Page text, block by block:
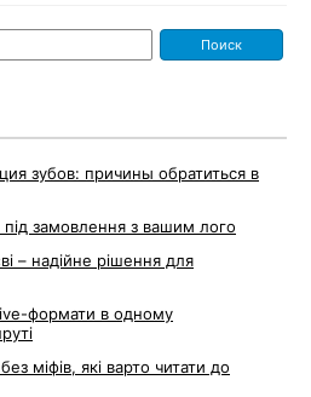
зубов: причины обратиться в
під замовлення з вашим лого
– надійне рішення для
формати в одному
міфів, які варто читати до